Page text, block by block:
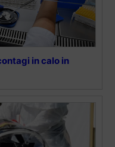
in calo in